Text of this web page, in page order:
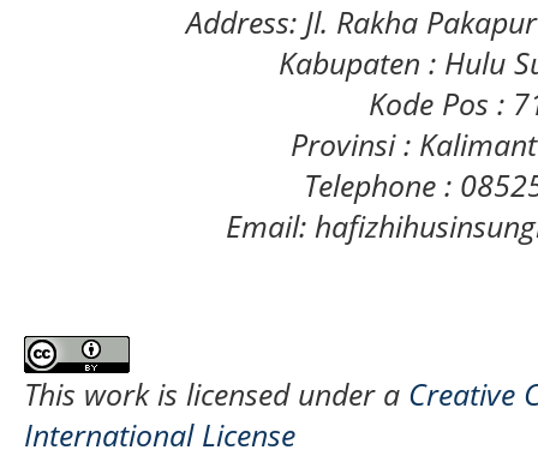
Address: Jl. Rakha
Kabupaten : Hulu
Kode Pos :
Provinsi :
Telephone :
Email:
This work is licensed under a Creative
International License